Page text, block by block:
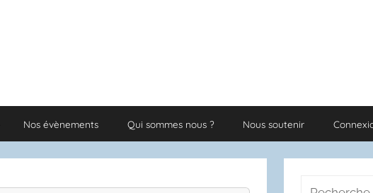
Nos évènements Qui sommes nous ? Nous soutenir
Recherche